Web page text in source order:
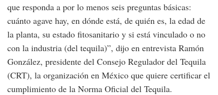
que responda a por lo menos seis preguntas básicas:
cuánto agave hay, en dónde está, de quién es, la edad de
la planta, su estado fitosanitario y si está vinculado o no
con la industria (del tequila)”, dijo en entrevista Ramón
González, presidente del Consejo Regulador del Tequila
(CRT), la organización en México que quiere certificar el
cumplimiento de la Norma Oficial del Tequila.